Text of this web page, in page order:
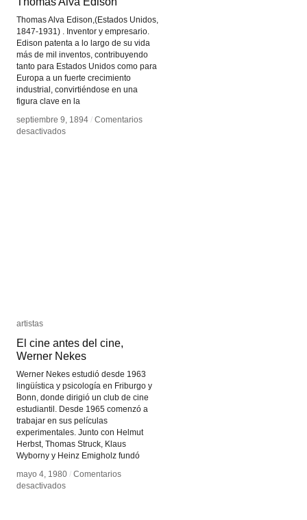
Thomas Alva Edison,(Estados Unidos,
1847-1931) . Inventor y empresario.
Edison patenta a lo largo de su vida
más de mil inventos, contribuyendo
tanto para Estados Unidos como para
Europa a un fuerte crecimiento
industrial, convirtiéndose en una
figura clave en la
septiembre 9, 1894 / Comentarios
desactivadosen
septiembre 9, 1894 / Comentarios
desactivadosen
artistas
El cine antes del cine,
Werner Nekes
Werner Nekes estudió desde 1963
lingüística y psicología en Friburgo y
Bonn, donde dirigió un club de cine
estudiantil. Desde 1965 comenzó a
trabajar en sus películas
experimentales. Junto con Helmut
Herbst, Thomas Struck, Klaus
Wyborny y Heinz Emigholz fundó
mayo 4, 1980 / Comentarios
desactivadosen
artistas
El cine antes del cine,
Werner Nekes
mayo 4, 1980 / Comentarios
desactivadosen